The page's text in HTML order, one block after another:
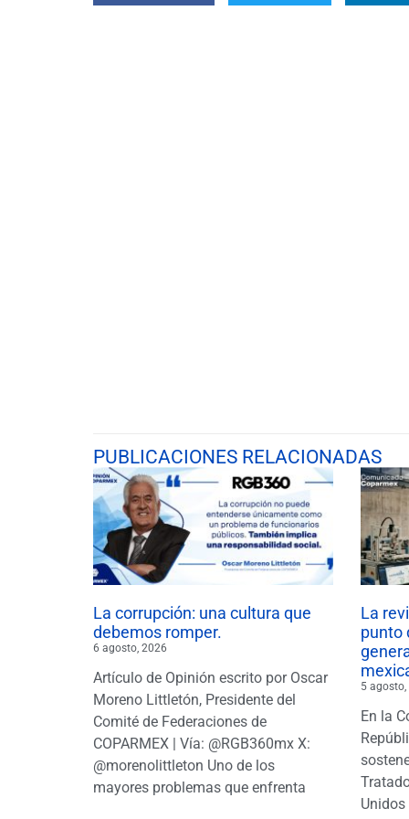
PUBLICACIONES RELACIONADAS
La corrupción: una cultura que
debemos romper.
6 agosto, 2026
Artículo de Opinión escrito por Oscar
Moreno Littletón, Presidente del
Comité de Federaciones de
COPARMEX | Vía: @RGB360mx X:
@morenolittleton Uno de los
mayores problemas que enfrenta
La
punto
5 agosto,
En la
Unidos